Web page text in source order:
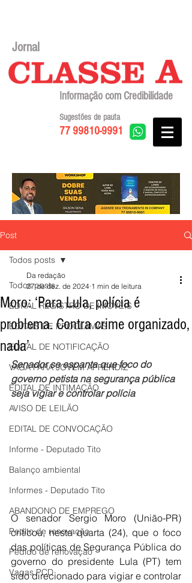
Jornal
Informação com Credibilidade
77 99810-9991
Sugestões de pauta
Post
Todos posts
EDITAL REGISTRO DE IMÓVEIS
EDITAIS DE PROCLAMAS
EDITAL DE NOTIFICAÇÃO
VAGA PARA JOVEM APRENDIZ
EDITAL DE INTIMAÇÃO
AVISO DE LEILÃO
EDITAL DE CONVOCAÇÃO
Informe - Deputado Tito
Balanço ambiental
Informes - Deputado Tito
ABANDONO DE EMPREGO
Pedito de renovação
Pedido de renovação
Vagas PCD
Todos posts
Moro: ‘Para Lula, polícia é
problema. Contra crime organizado,
nada’
Da redação
27 de dez. de 2024 1 min de leitura
Senador se espanta que foco do
governo petista na segurança pública
seja vigiar e controlar polícia
O senador Sergio Moro (União-PR)
criticou, nesta quarta (24), que o foco
das políticas de Segurança Pública do
governo do presidente Lula (PT) tem
sido direcionado para vigiar e controlar